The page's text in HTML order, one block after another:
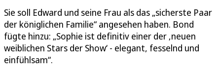
Sie soll Edward und seine Frau als das „sicherste Paar
der königlichen Familie“ angesehen haben. Bond
fügte hinzu: „Sophie ist definitiv einer der ‚neuen
weiblichen Stars der Show‘ - elegant, fesselnd und
einfühlsam“.